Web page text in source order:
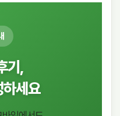
기,
세요